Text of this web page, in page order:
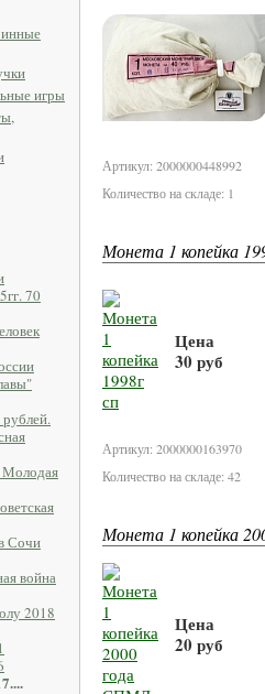
игры
70
Сочи
война
2018
Артикул: 2000000448992
Количество на складе: 1
Монета 1 копейка
Цена
30 руб
Артикул: 2000000163970
Количество на складе: 42
Монета 1 копейка
Цена
20 руб